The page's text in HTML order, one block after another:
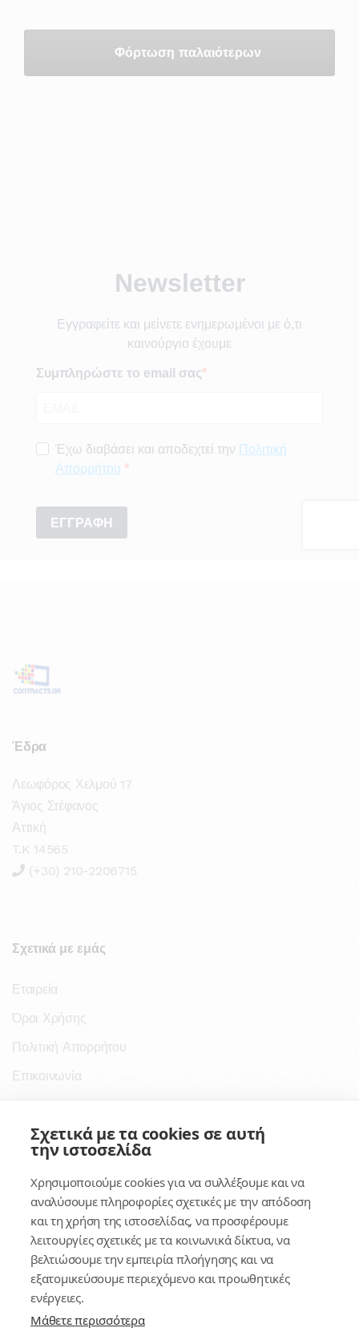
Φόρτωση παλαιότερων
Έδρα
Λεωφόρος Χελμού 17
Άγιος Στέφανος
Αττική
T.K 14565
(+30) 210-2206715
Σχετικά με εμάς
Εταιρεία
Όροι Χρήσης
Πολιτική Απορρήτου
Επικοινωνία
Σύνδεσμοι
Κέντρο Γνώσης
Πλατφόρμα
Εγγραφή
Για δημοσίους υπαλλήλους
Σχετικά με τα cookies σε αυτή
την ιστοσελίδα
Χρησιμοποιούμε cookies για να συλλέξουμε και να
αναλύσουμε πληροφορίες σχετικές με την απόδοση
και τη χρήση της ιστοσελίδας, να προσφέρουμε
λειτουργίες σχετικές με τα κοινωνικά δίκτυα, να
βελτιώσουμε την εμπειρία πλοήγησης και να
εξατομικεύσουμε περιεχόμενο και προωθητικές
ενέργειες.
Μάθετε περισσότερα